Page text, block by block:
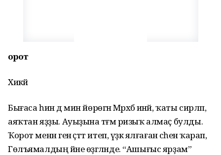
Ҡорот
Хикәйә
Бығаса һин дә мин йөрөгән Мәрхәбә инәй, ҡаты сирләп,
аяҡтан яҙҙы. Ауыҙына тәғәм ризыҡ алмаҫ булды.
Ҡорот менән генә әҫтәт итеп, үҙәк ялғаған әсәһенә ҡарап,
Гөлъямалдың йәне өҙгәләнде. “Ашығыс ярҙам”